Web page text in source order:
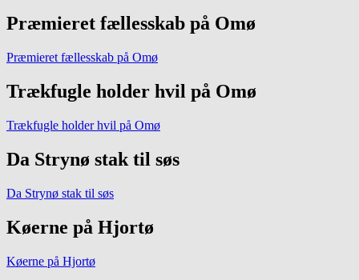
Præmieret fællesskab på Omø
Præmieret fællesskab på Omø
Trækfugle holder hvil på Omø
Trækfugle holder hvil på Omø
Da Strynø stak til søs
Da Strynø stak til søs
Køerne på Hjortø
Køerne på Hjortø